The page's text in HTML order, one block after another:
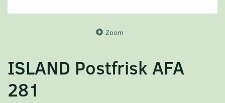
Zoom
ISLAND Postfrisk AFA
281